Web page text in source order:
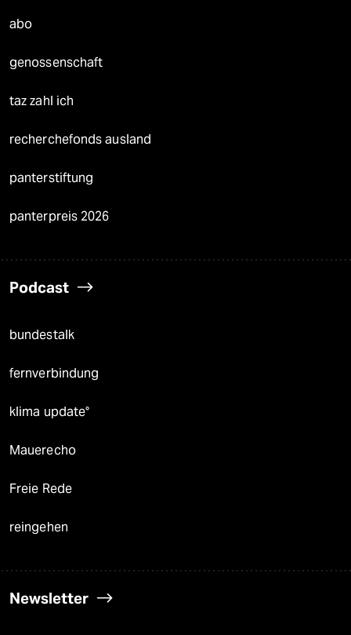
abo
genossenschaft
taz zahl ich
recherchefonds ausland
panterstiftung
panterpreis 2026
Podcast
bundestalk
fernverbindung
klima update°
Mauerecho
Freie Rede
reingehen
Newsletter